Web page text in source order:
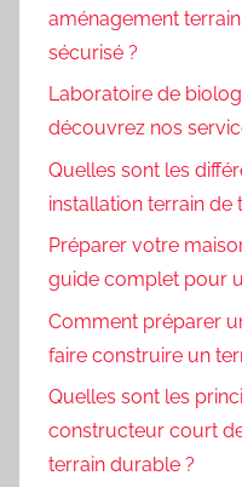
aménagement
sécurisé ?
Laboratoire de
découvrez nos
Quelles sont les
installation terrain de
Préparer votre
guide complet pour
Comment préparer
faire construire un
Quelles sont les
constructeur court
terrain durable ?